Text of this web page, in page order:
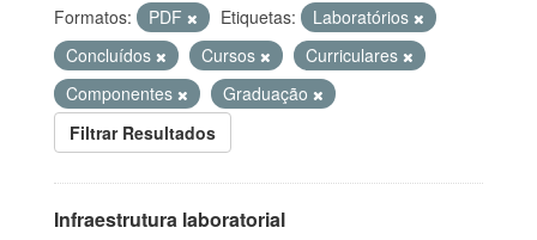
Formatos: PDF Etiquetas:
Laboratórios
Concluídos
Cursos
Curriculares
Componentes
Graduação
Filtrar Resultados
Infraestrutura laboratorial